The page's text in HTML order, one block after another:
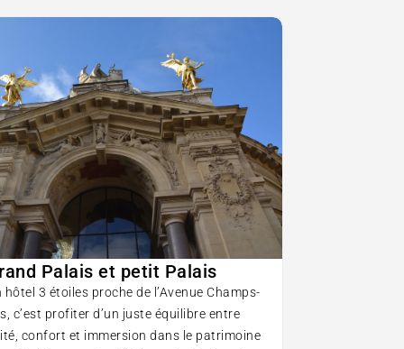
Palais et petit Palais
hôtel 3 étoiles proche de l’Avenue Champs-
c’est profiter d’un juste équilibre entre
confort et immersion dans le patrimoine